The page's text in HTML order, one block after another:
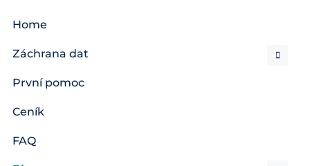
Home
Záchrana dat
První pomoc
Ceník
FAQ